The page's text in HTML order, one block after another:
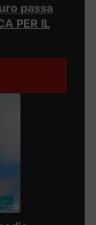
passa
PER IL